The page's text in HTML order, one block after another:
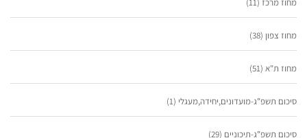
מחוז מרכז (11)
מחוז צפון (38)
מחוז ת"א (51)
סיכום תשפ"ג-מועדונים,יחידה,מעגלי (1)
סיכום תשפ"ג-תיכוניים (29)